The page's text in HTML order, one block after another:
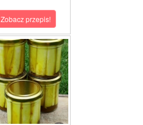
Zobacz przepis!